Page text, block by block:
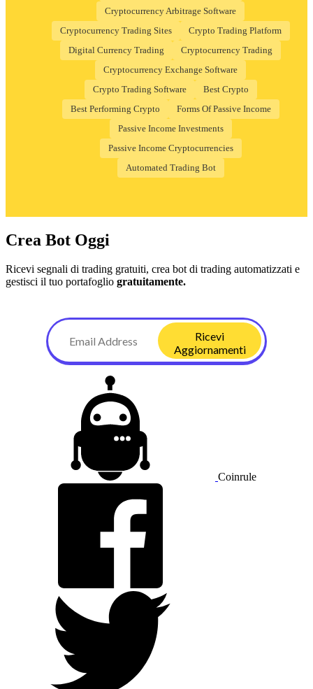
Cryptocurrency Arbitrage Software
Cryptocurrency Trading Sites
Crypto Trading Platform
Digital Currency Trading
Cryptocurrency Trading
Cryptocurrency Exchange Software
Crypto Trading Software
Best Crypto
Best Performing Crypto
Forms Of Passive Income
Passive Income Investments
Passive Income Cryptocurrencies
Automated Trading Bot
Crea Bot Oggi
Ricevi segnali di trading gratuiti, crea bot di trading automatizzati e
gestisci il tuo portafoglio gratuitamente.
Ricevi
Aggiornamenti
Coinrule